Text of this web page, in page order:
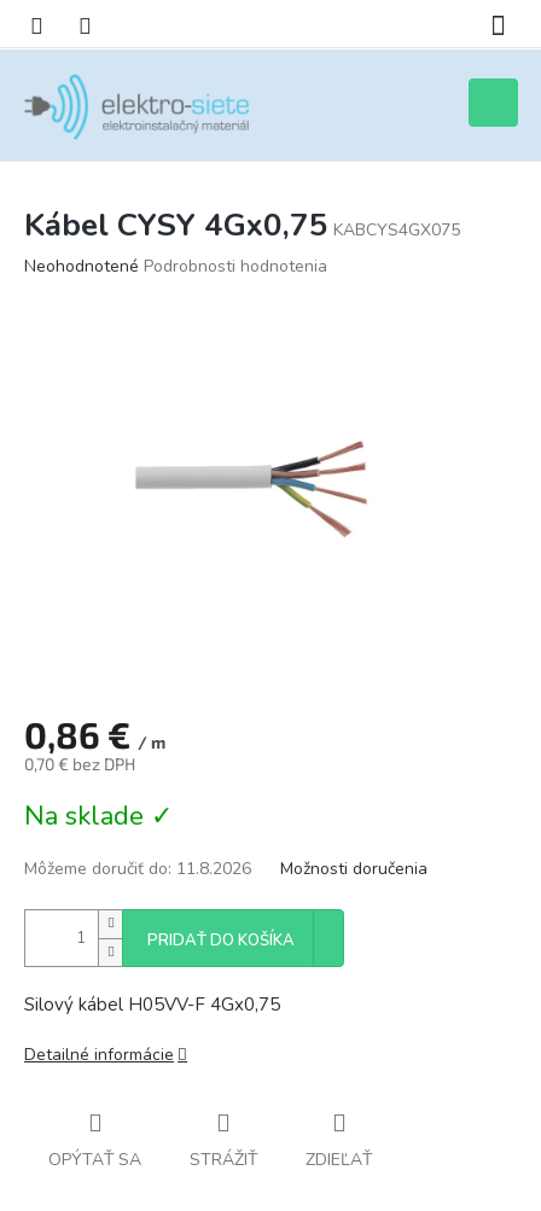
obsah
košík
Kábel CYSY 4Gx0,75 KABCYS4GX075
Priemerné
Neohodnotené Podrobnosti hodnotenia
0,86 € / m
0,70 € bez DPH
cena:
Na sklade ✓
Môžeme doručiť do: 11.8.2026 Možnosti doručenia
PRIDAŤ DO KOŠÍKA
Silový kábel H05VV-F 4Gx0,75
Detailné informácie
OPÝTAŤ SA STRÁŽIŤ ZDIEĽAŤ